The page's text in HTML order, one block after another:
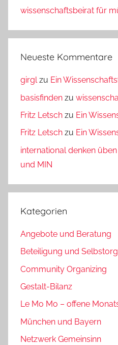
wissenschaftsbeirat für
Neueste Kommentare
girglzu Ein
basisfinden zu
Fritz Letsch zu Ein
Fritz Letsch zu Ein
international denken üben
und MIN
Kategorien
Angebote und Beratung
Beteiligung und
Community Organizing
Gestalt-Bilanz
Le Mo Mo – offene
München und Bayern
Netzwerk Gemeinsinn